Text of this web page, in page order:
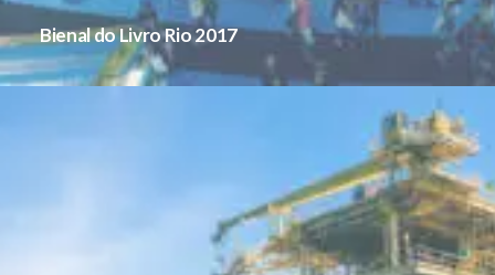
Bienal do Livro Rio 2017